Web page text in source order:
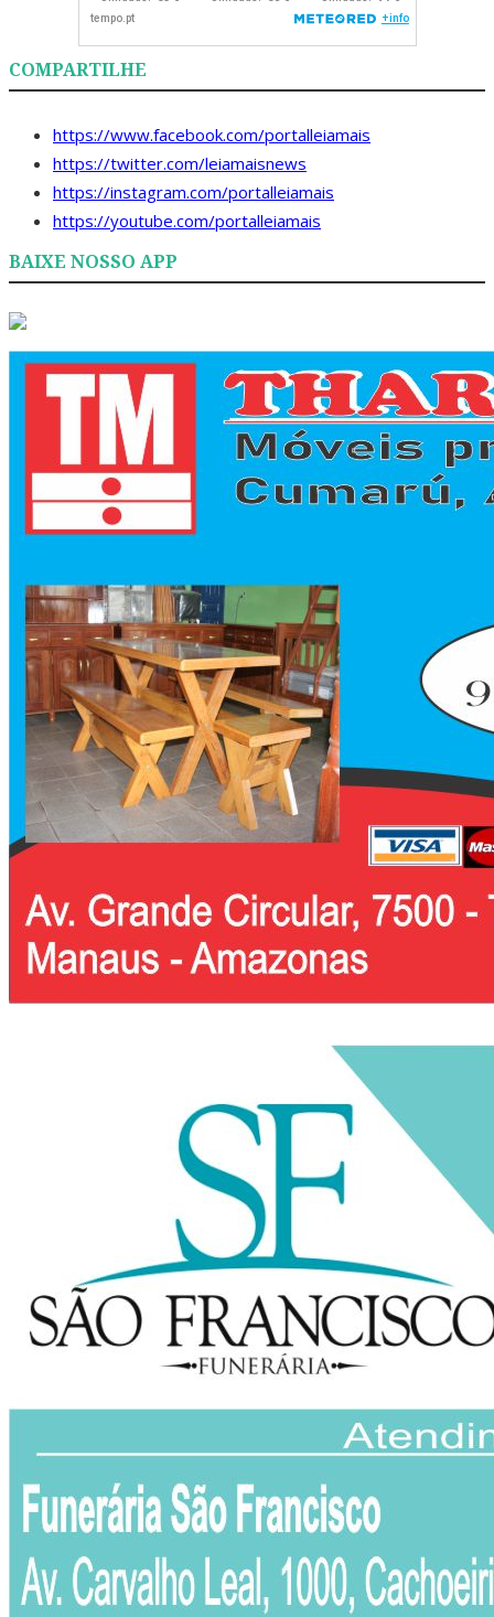
COMPARTILHE
https://www.facebook.com/portalleiamais
https://twitter.com/leiamaisnews
https://instagram.com/portalleiamais
https://youtube.com/portalleiamais
BAIXE NOSSO APP